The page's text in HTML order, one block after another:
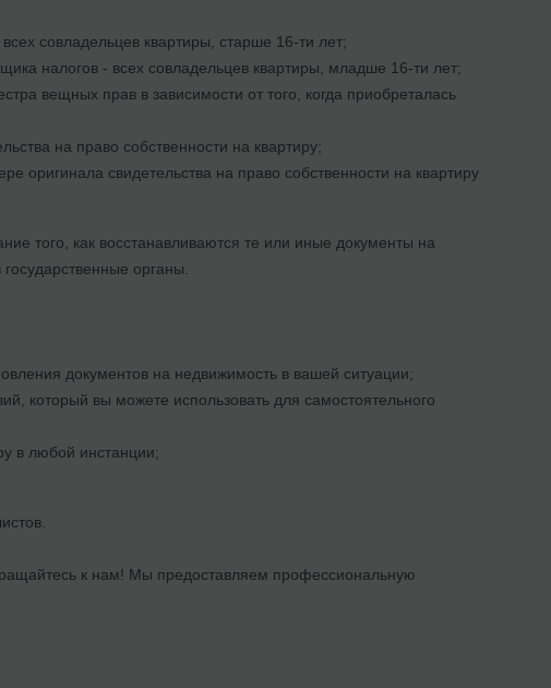
совладельцев квартиры, старше 16-ти лет;
налогов - всех совладельцев квартиры, младше 16-ти лет;
вещных прав в зависимости от того, когда приобреталась
на право собственности на квартиру;
оригинала свидетельства на право собственности на квартиру
того, как восстанавливаются те или иные документы на
органы.
документов на недвижимость в вашей ситуации;
который вы можете использовать для самостоятельного
в любой инстанции;
к нам! Мы предоставляем профессиональную